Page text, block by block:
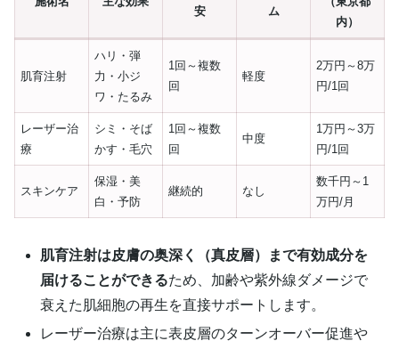
安
ム
内）
肌育注射
ハリ・弾
力・小ジ
ワ・たるみ
1回～複数
回
軽度
2万円～8万
円/1回
レーザー治
療
シミ・そば
かす・毛穴
1回～複数
回
中度
1万円～3万
円/1回
スキンケア
保湿・美
白・予防
継続的 なし
数千円～1
万円/月
肌育注射は皮膚の奥深く（真皮層）まで有効成分を
届けることができるため、加齢や紫外線ダメージで
衰えた肌細胞の再生を直接サポートします。
レーザー治療は主に表皮層のターンオーバー促進や